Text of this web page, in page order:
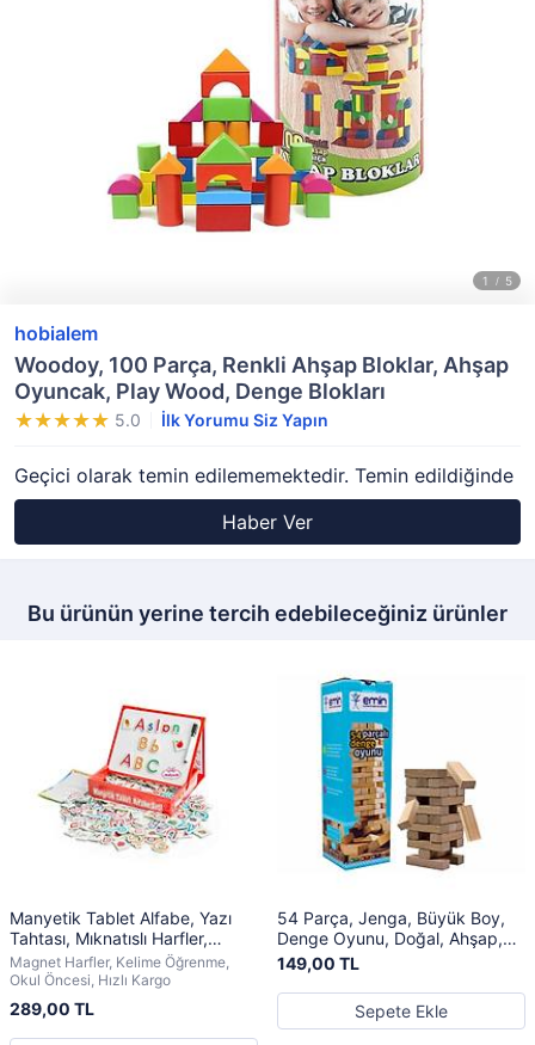
hobialem
Woodoy, 100 Parça, Renkli Ahşap Bloklar, Ahşap
Oyuncak, Play Wood, Denge Blokları
5.0 İlk Yorumu Siz Yapın
Geçici olarak temin edilememektedir. Temin edildiğinde
Haber Ver
Bu ürünün yerine tercih edebileceğiniz ürünler
Manyetik Tablet Alfabe, Yazı
Tahtası, Mıknatıslı Harfler,
Magnet Eğitim Seti
Magnet Harfler, Kelime Öğrenme,
Okul Öncesi, Hızlı Kargo
289,00 TL
54 Parça, Jenga, Büyük Boy,
Denge Oyunu, Doğal, Ahşap,
Kule Oyunu, Eğlenceli Aile
Oyunu
149,00 TL
Sepete Ekle